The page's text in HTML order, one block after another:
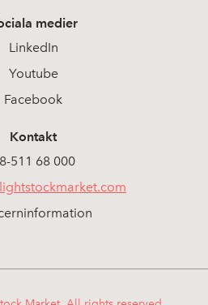
medier
LinkedIn
Youtube
Facebook
Kontakt
511 68 000